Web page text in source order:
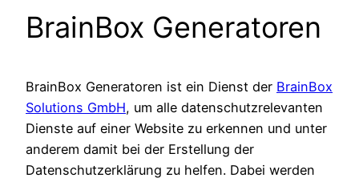
BrainBox Generatoren
BrainBox Generatoren ist ein Dienst der BrainBox
Solutions GmbH, um alle datenschutzrelevanten
Dienste auf einer Website zu erkennen und unter
anderem damit bei der Erstellung der
Datenschutzerklärung zu helfen. Dabei werden